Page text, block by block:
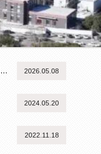
2026.05.08
2024.05.20
2022.11.18